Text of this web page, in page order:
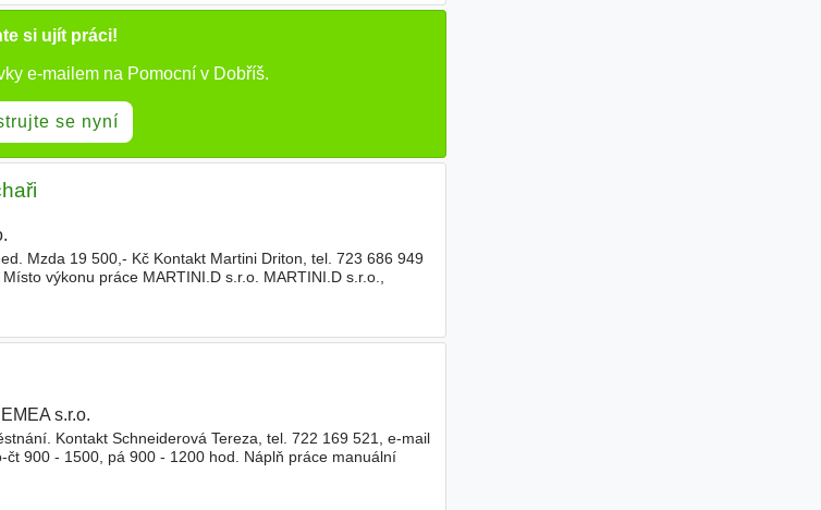
si ujít práci!
e-mailem na Pomocní v Dobříš.
se nyní
Mzda 19 500,- Kč Kontakt Martini Driton, tel. 723 686 949
výkonu práce MARTINI.D s.r.o. MARTINI.D s.r.o.,
s.r.o.
Kontakt Schneiderová Tereza, tel. 722 169 521, e-mail
900 - 1500, pá 900 - 1200 hod. Náplň práce manuální